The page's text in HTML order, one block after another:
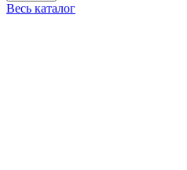
Весь каталог